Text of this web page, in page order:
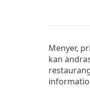
Menyer,
kan